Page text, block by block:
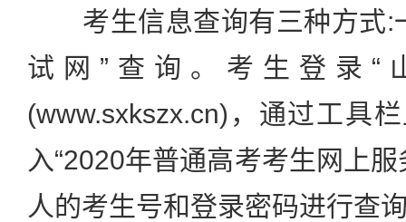
考生信息查询有三种方式:
试网”查询。考生登录“
(www.sxkszx.cn)，通过工具
入“2020年普通高考考生网上
人的考生号和登录密码进行查